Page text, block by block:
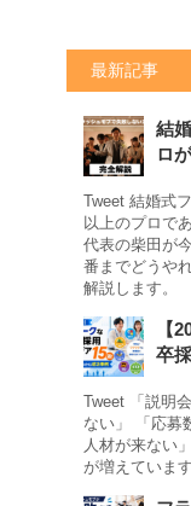
最新記事
結
ロ
Tweet 結婚式
以上のプロで
代表の柴田が
番までどうや
解説します
【
卒
Tweet 「説明
ない」 「応募
人材が来ない
が増えていま